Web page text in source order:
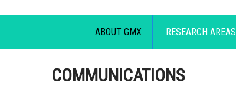
ABOUT GMX RESEARCH AREAS
COMMUNICATIONS